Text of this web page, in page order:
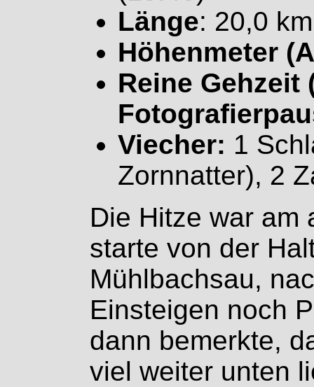
Länge: 20,0 km
Höhenmeter
Reine Gehzeit
Viecher: 1
Zornnatter), 2
Die Hitze war am
starte von der
Mühlbachsau,
Einsteigen noch
dann bemerkte,
viel weiter unten